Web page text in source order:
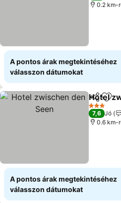
0.2 km-
A pontos árak megtekintéséhez
válasszon dátumokat
Hotel
3 Kategória
7,6 Jó
0.6 km-
A pontos árak megtekintéséhez
válasszon dátumokat